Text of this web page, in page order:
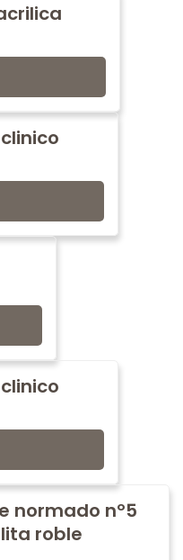
normado nº5
roble